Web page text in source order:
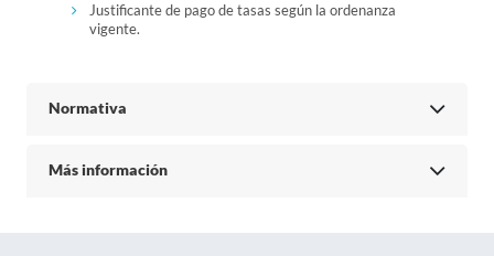
Justificante de pago de tasas según la ordenanza
vigente.
Normativa
Más información